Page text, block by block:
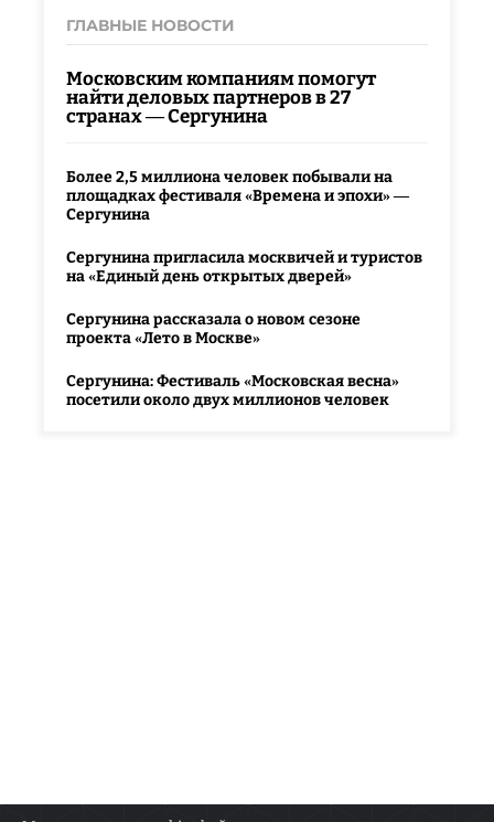
ГЛАВНЫЕ НОВОСТИ
Московским компаниям помогут
найти деловых партнеров в 27
странах — Сергунина
Более 2,5 миллиона человек побывали на
площадках фестиваля «Времена и эпохи» —
Сергунина
Сергунина пригласила москвичей и туристов
на «Единый день открытых дверей»
Сергунина рассказала о новом сезоне
проекта «Лето в Москве»
Сергунина: Фестиваль «Московская весна»
посетили около двух миллионов человек